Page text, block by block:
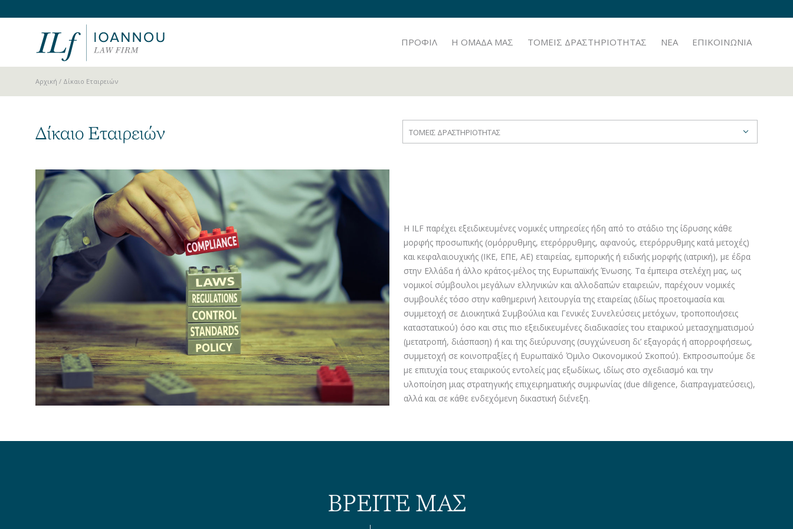
ΠΡΟΦΙΛ H ΟΜΑΔΑ ΜΑΣ TOMEIΣ ΔΡΑΣΤΗΡΙΟΤΗΤΑΣ ΝΕΑ ΕΠΙΚΟΙΝΩΝΙΑ
Αρχική / Δίκαιο Εταιρειών
TOMEIΣ ΔΡΑΣΤΗΡΙΟΤΗΤΑΣ
Δίκαιο Εταιρειών
Η ILF παρέχει εξειδικευμένες νομικές υπηρεσίες ήδη από το στάδιο της ίδρυσης κάθε
μορφής προσωπικής (ομόρρυθμης, ετερόρρυθμης, αφανούς, ετερόρρυθμης κατά μετοχές)
και κεφαλαιουχικής (ΙΚΕ, ΕΠΕ, ΑΕ) εταιρείας, εμπορικής ή ειδικής μορφής (ιατρική), με έδρα
στην Ελλάδα ή άλλο κράτος-μέλος της Ευρωπαϊκής Ένωσης. Τα έμπειρα στελέχη μας, ως
νομικοί σύμβουλοι μεγάλων ελληνικών και αλλοδαπών εταιρειών, παρέχουν νομικές
συμβουλές τόσο στην καθημερινή λειτουργία της εταιρείας (ιδίως προετοιμασία και
συμμετοχή σε Διοικητικά Συμβούλια και Γενικές Συνελεύσεις μετόχων, τροποποιήσεις
καταστατικού) όσο και στις πιο εξειδικευμένες διαδικασίες του εταιρικού μετασχηματισμού
(μετατροπή, διάσπαση) ή και της διεύρυνσης (συγχώνευση δι’ εξαγοράς ή απορροφήσεως,
συμμετοχή σε κοινοπραξίες ή Ευρωπαϊκό Όμιλο Οικονομικού Σκοπού). Εκπροσωπούμε δε
με επιτυχία τους εταιρικούς εντολείς μας εξωδίκως, ιδίως στο σχεδιασμό και την
υλοποίηση μιας στρατηγικής επιχειρηματικής συμφωνίας (due diligence, διαπραγματεύσεις),
αλλά και σε κάθε ενδεχόμενη δικαστική διένεξη.
ΒΡΕΙΤΕ ΜΑΣ